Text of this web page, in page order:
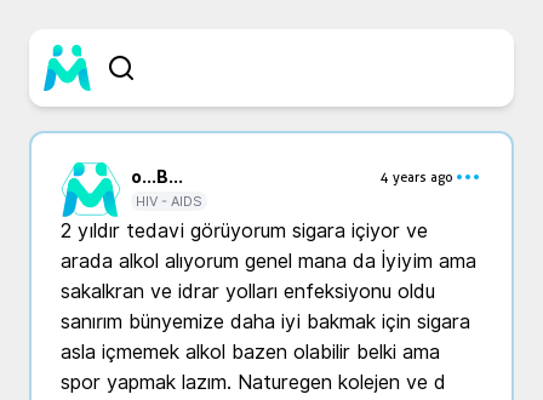
o...B...
4 years ago
HIV - AIDS
2 yıldır tedavi görüyorum sigara içiyor ve
arada alkol alıyorum genel mana da İyiyim ama
sakalkran ve idrar yolları enfeksiyonu oldu
sanırım bünyemize daha iyi bakmak için sigara
asla içmemek alkol bazen olabilir belki ama
spor yapmak lazım. Naturegen kolejen ve d